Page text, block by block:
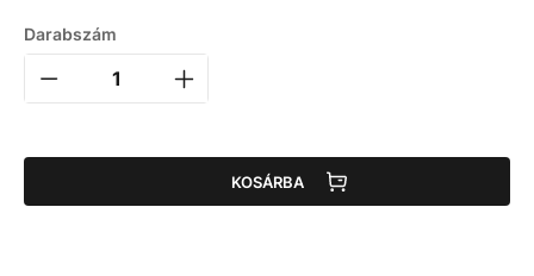
Darabszám
KOSÁRBA